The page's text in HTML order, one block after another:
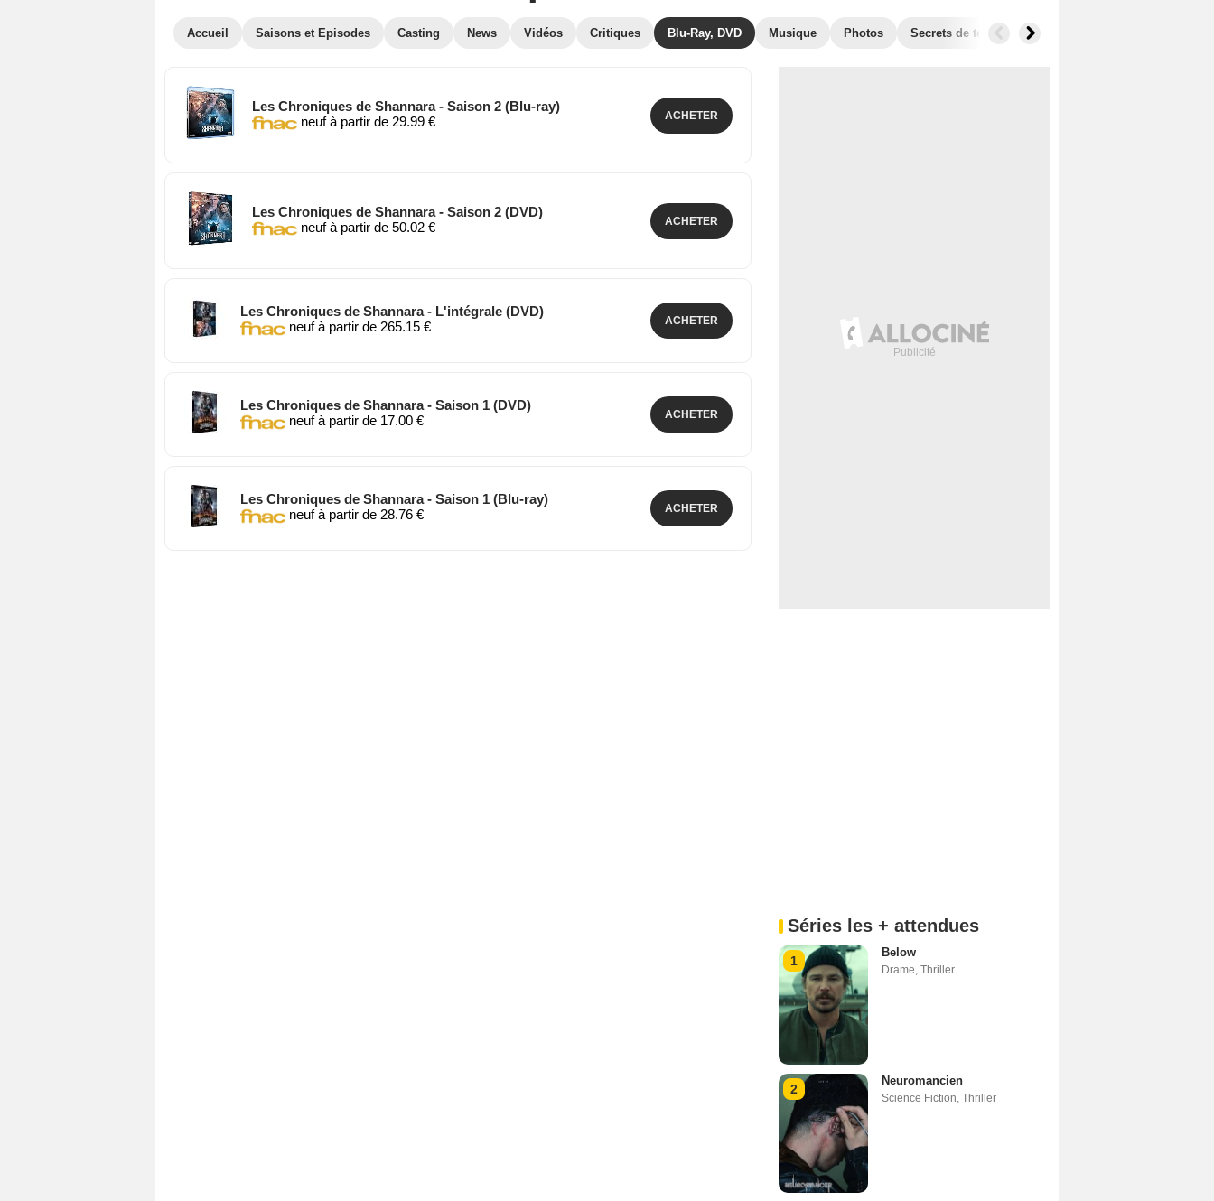
Accueil Saisons et Episodes Casting News Vidéos Critiques Blu-Ray, DVD Musique Photos Secrets de tournage
Les Chroniques de Shannara - Saison 2 (Blu-ray)
neuf à partir de 29.99 €
ACHETER
Les Chroniques de Shannara - Saison 2 (DVD)
neuf à partir de 50.02 €
ACHETER
Les Chroniques de Shannara - L'intégrale (DVD)
neuf à partir de 265.15 €
ACHETER
Les Chroniques de Shannara - Saison 1 (DVD)
neuf à partir de 17.00 €
ACHETER
Les Chroniques de Shannara - Saison 1 (Blu-ray)
neuf à partir de 28.76 €
ACHETER
Séries les + attendues
1
Below
Drame, Thriller
2
Neuromancien
Science Fiction, Thriller